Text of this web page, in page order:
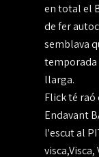
en total el
de fer
semblava
llarga.
Flick té
Endavant
l'escut al
visca,Visca,